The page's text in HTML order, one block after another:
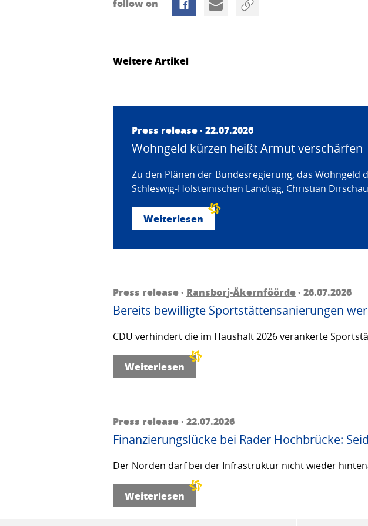
follow on
Weitere Artikel
Press release · 22.07.2026
Wohngeld kürzen heißt Armut verschärfen
Zu den Plänen der Bundesregierung, das
Schleswig-Holsteinischen Landtag, Christian
Weiterlesen
Press release · Ransborj-Äkernföörde· 26.07.2026
Bereits bewilligte Sportstättensanierungen
CDU verhindert die im Haushalt 2026 verankerte
Weiterlesen
Press release · 22.07.2026
Finanzierungslücke bei Rader Hochbrücke:
Der Norden darf bei der Infrastruktur nicht wieder
Weiterlesen